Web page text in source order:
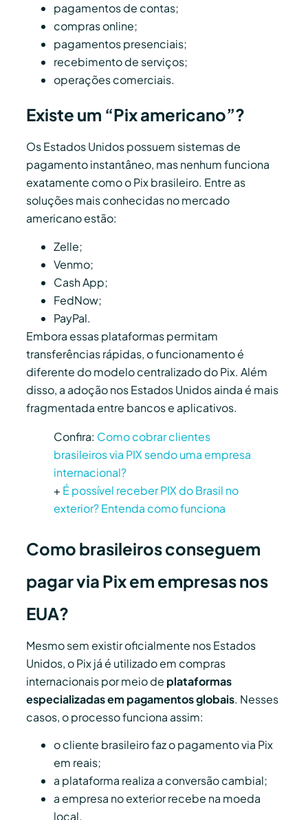
pagamentos de contas;
compras online;
pagamentos presenciais;
recebimento de serviços;
operações comerciais.
Existe um “Pix americano”?
Os Estados Unidos possuem sistemas de
pagamento instantâneo, mas nenhum funciona
exatamente como o Pix brasileiro. Entre as
soluções mais conhecidas no mercado
americano estão:
Zelle;
Venmo;
Cash App;
FedNow;
PayPal.
Embora essas plataformas permitam
transferências rápidas, o funcionamento é
diferente do modelo centralizado do Pix. Além
disso, a adoção nos Estados Unidos ainda é mais
fragmentada entre bancos e aplicativos.
Confira: Como cobrar clientes
brasileiros via PIX sendo uma empresa
internacional?
+ É possível receber PIX do Brasil no
exterior? Entenda como funciona
Como brasileiros conseguem
pagar via Pix em empresas nos
EUA?
Mesmo sem existir oficialmente nos Estados
Unidos, o Pix já é utilizado em compras
internacionais por meio de plataformas
especializadas em pagamentos globais. Nesses
casos, o processo funciona assim:
o cliente brasileiro faz o pagamento via Pix
em reais;
a plataforma realiza a conversão cambial;
a empresa no exterior recebe na moeda
local.